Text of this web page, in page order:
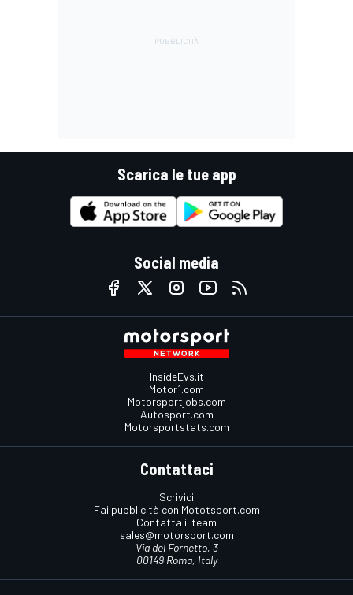
Scarica le tue app
Social media
InsideEvs.it
Motor1.com
Motorsportjobs.com
Autosport.com
Motorsportstats.com
Contattaci
Scrivici
Fai pubblicità con Mototsport.com
Contatta il team
sales@motorsport.com
Via del Fornetto, 3
00149 Roma, Italy